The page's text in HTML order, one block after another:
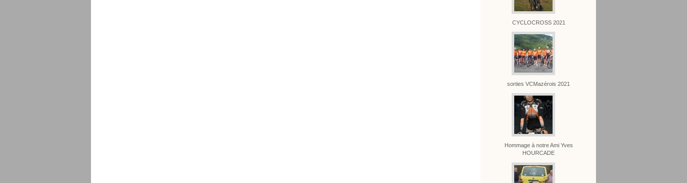
CYCLOCROSS 2021
sorties VCMazérois 2021
Hommage à notre Ami Yves
HOURCADE